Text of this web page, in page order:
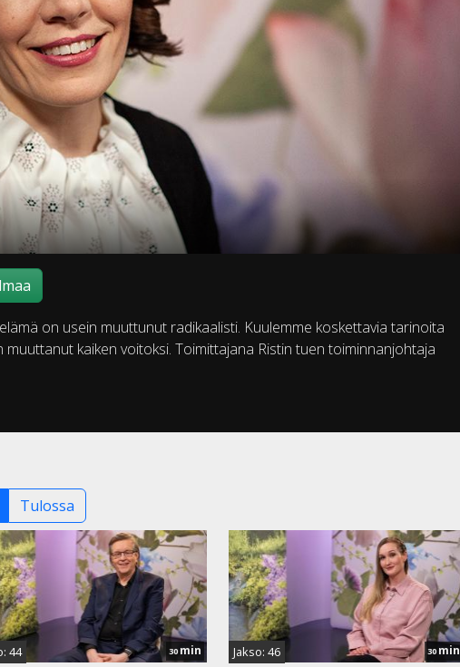
on usein muuttunut radikaalisti. Kuulemme koskettavia tarinoita
kaiken voitoksi. Toimittajana Ristin tuen toiminnanjohtaja
Tulossa
44 30min Jakso: 46 30 min